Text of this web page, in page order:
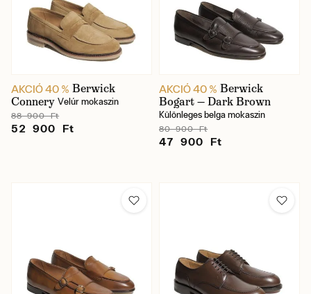
AKCIÓ 40 % Berwick
Connery Velúr mokaszin
88 900 Ft
52 900 Ft
AKCIÓ 40 % Berwick
Bogart — Dark Brown
Különleges belga mokaszin
80 900 Ft
47 900 Ft